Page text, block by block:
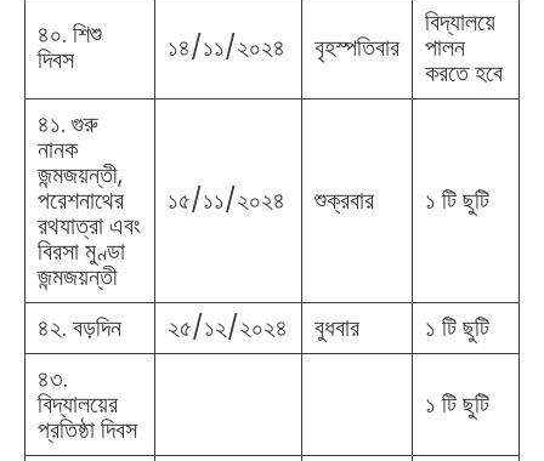
৪০. শিশু
দিবস ১৪/১১/২০২৪ বৃহস্পতিবার
বিদ্যালয়ে
পালন
করতে হবে
৪১. গুরু
নানক
জন্মজয়ন্তী,
পরেশনাথের
রথযাত্রা এবং
বিরসা মুণ্ডা
জন্মজয়ন্তী
১৫/১১/২০২৪ শুক্রবার ১ টি ছুটি
৪২. বড়দিন ২৫/১২/২০২৪ বুধবার
১ টি ছুটি
৪৩.
বিদ্যালয়ের
প্রতিষ্ঠা দিবস
১ টি ছুটি